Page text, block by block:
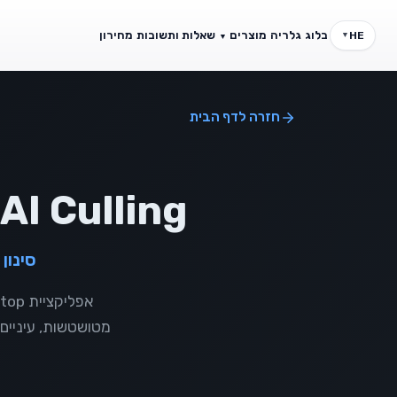
HE
▼ בלוג גלריה מוצרים ▼ שאלות ותשובות מחירון
חזרה לדף הבית
AI Culling – פחות שעות מיון, יותר זמן ליצירה
מטושטשות,